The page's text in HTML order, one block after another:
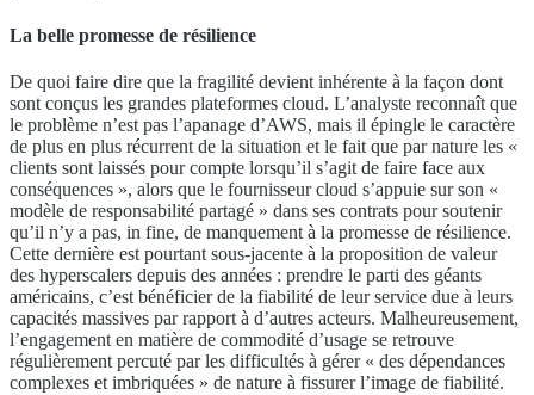
La belle promesse de résilience
De quoi faire dire que la fragilité devient inhérente à la façon dont
sont conçus les grandes plateformes cloud. L’analyste reconnaît que
le problème n’est pas l’apanage d’AWS, mais il épingle le caractère
de plus en plus récurrent de la situation et le fait que par nature les «
clients sont laissés pour compte lorsqu’il s’agit de faire face aux
conséquences », alors que le fournisseur cloud s’appuie sur son «
modèle de responsabilité partagé » dans ses contrats pour soutenir
qu’il n’y a pas, in fine, de manquement à la promesse de résilience.
Cette dernière est pourtant sous-jacente à la proposition de valeur
des hyperscalers depuis des années : prendre le parti des géants
américains, c’est bénéficier de la fiabilité de leur service due à leurs
capacités massives par rapport à d’autres acteurs. Malheureusement,
l’engagement en matière de commodité d’usage se retrouve
régulièrement percuté par les difficultés à gérer « des dépendances
complexes et imbriquées » de nature à fissurer l’image de fiabilité.